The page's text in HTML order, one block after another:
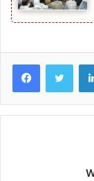
Facebook